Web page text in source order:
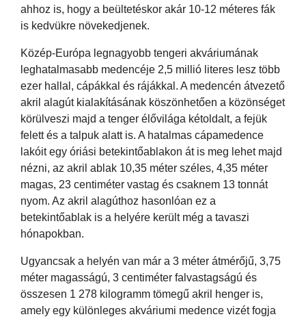
ahhoz is, hogy a beültetéskor akár 10-12 méteres fák
is kedvükre növekedjenek.
Közép-Európa legnagyobb tengeri akváriumának
leghatalmasabb medencéje 2,5 millió literes lesz több
ezer hallal, cápákkal és rájákkal. A medencén átvezető
akril alagút kialakításának köszönhetően a közönséget
körülveszi majd a tenger élővilága kétoldalt, a fejük
felett és a talpuk alatt is. A hatalmas cápamedence
lakóit egy óriási betekintőablakon át is meg lehet majd
nézni, az akril ablak 10,35 méter széles, 4,35 méter
magas, 23 centiméter vastag és csaknem 13 tonnát
nyom. Az akril alagúthoz hasonlóan ez a
betekintőablak is a helyére került még a tavaszi
hónapokban.
Ugyancsak a helyén van már a 3 méter átmérőjű, 3,75
méter magasságú, 3 centiméter falvastagságú és
összesen 1 278 kilogramm tömegű akril henger is,
amely egy különleges akváriumi medence vizét fogja